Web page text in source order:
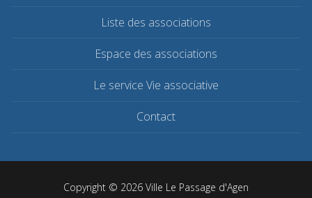
Liste des associations
Espace des associations
Le service Vie associative
Contact
Copyright © 2026 Ville Le Passage d'Agen